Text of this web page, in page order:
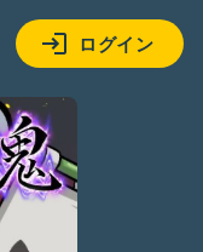
ログイン